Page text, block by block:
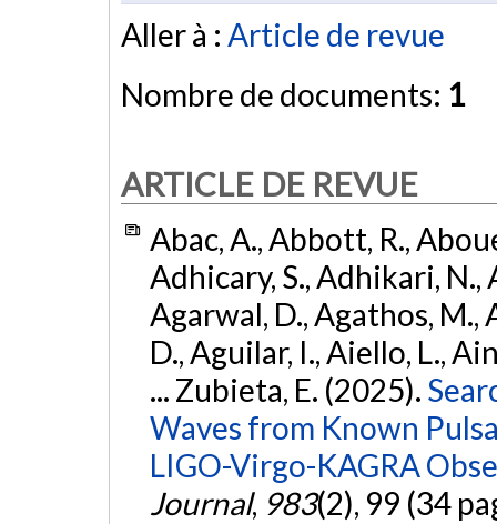
Aller à : Article de revue
Nombre de documents: 1
ARTICLE DE REVUE
Abac, A., Abbott, R.,
Adhicary, S., Adhikari, N.,
Agarwal, D., Agathos, M.,
D., Aguilar, I., Aiello, L.,
... Zubieta, E. (2025).
Waves from Known
LIGO-Virgo-KAGRA
Journal, 983(2), 99 (34